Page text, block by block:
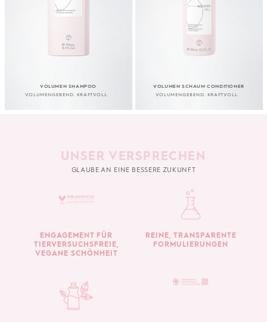
VOLUMEN SHAMPOO
VOLUMENGEBEND. KRAFTVOLL.
VOLUMEN SCHAUM CONDITIONER
VOLUMENGEBEND. KRAFTVOLL.
UNSER VERSPRECHEN
GLAUBE AN EINE BESSERE ZUKUNFT
ENGAGEMENT FÜR
TIERVERSUCHSFREIE,
VEGANE SCHÖNHEIT
REINE, TRANSPARENTE
FORMULIERUNGEN